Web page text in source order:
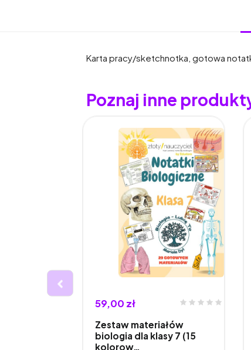
Karta pracy/sketchnotka, gotowa
Poznaj inne
59,00 zł
Zestaw materiałów
biologia dla klasy 7 (15
kolorow…